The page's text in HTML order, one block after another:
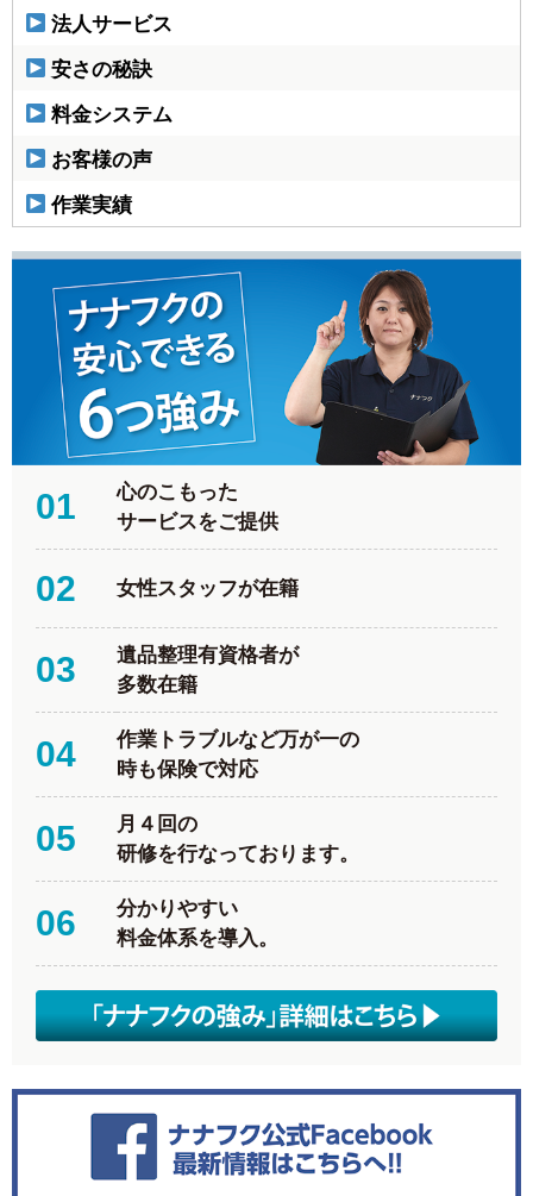
法人サービス
安さの秘訣
料金システム
お客様の声
作業実績
01
心のこもった
サービスをご提供
02 女性スタッフが在籍
03
遺品整理有資格者が
多数在籍
04
作業トラブルなど万が一の
時も保険で対応
05
月４回の
研修を行なっております。
06
分かりやすい
料金体系を導入。